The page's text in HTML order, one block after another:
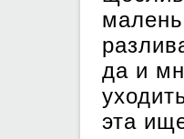
да и
эта